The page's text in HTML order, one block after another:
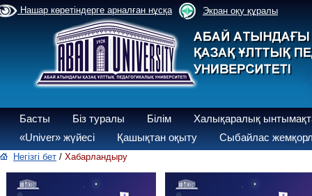
Нашар көретіндерге арналған нұсқа Экран оқу құралы
Басты Біз туралы Білім
Халықаралық
«Univer» жүйесі
Қашықтан оқыту Сыбайлас
Негізгі бет / Хабарландыру